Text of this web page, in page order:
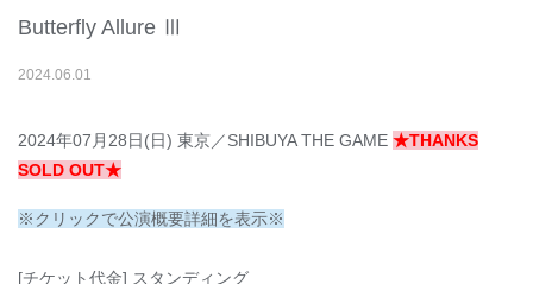
Butterfly Allure Ⅲ
2024.06.01
2024年07月28日(日) 東京／SHIBUYA THE GAME ★THANKS
SOLD OUT★
※クリックで公演概要詳細を表示※
[チケット代金] スタンディング